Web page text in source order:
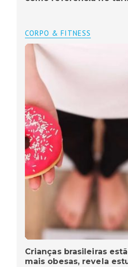
CORPO & FITNESS
Crianças brasileiras
mais obesas, revela